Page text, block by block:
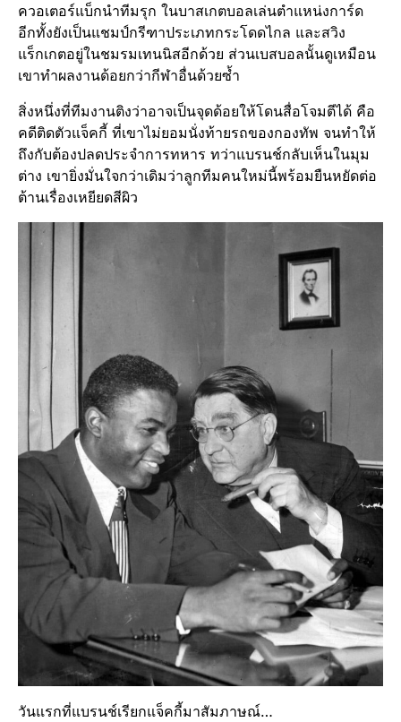
ควอเตอร์แบ็กนำทีมรุก ในบาสเกตบอลเล่นตำแหน่งการ์ด
อีกทั้งยังเป็นแชมป์กรีฑาประเภทกระโดดไกล และสวิง
แร็กเกตอยู่ในชมรมเทนนิสอีกด้วย ส่วนเบสบอลนั้นดูเหมือน
เขาทำผลงานด้อยกว่ากีฬาอื่นด้วยซ้ำ
สิ่งหนึ่งที่ทีมงานติงว่าอาจเป็นจุดด้อยให้โดนสื่อโจมตีได้ คือ
คดีติดตัวแจ็คกี้ ที่เขาไม่ยอมนั่งท้ายรถของกองทัพ จนทำให้
ถึงกับต้องปลดประจำการทหาร ทว่าแบรนช์กลับเห็นในมุม
ต่าง เขายิ่งมั่นใจกว่าเดิมว่าลูกทีมคนใหม่นี้พร้อมยืนหยัดต่อ
ต้านเรื่องเหยียดสีผิว
วันแรกที่แบรนช์เรียกแจ็คกี้มาสัมภาษณ์…